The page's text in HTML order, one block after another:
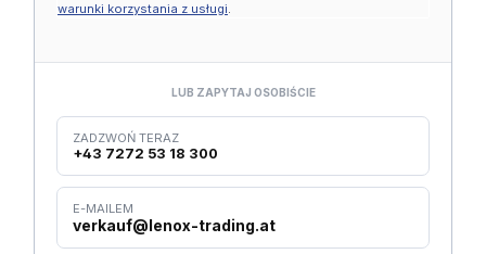
warunki korzystania z usługi.
LUB ZAPYTAJ OSOBIŚCIE
ZADZWOŃ TERAZ
+43 7272 53 18 300
E-MAILEM
verkauf@lenox-trading.at